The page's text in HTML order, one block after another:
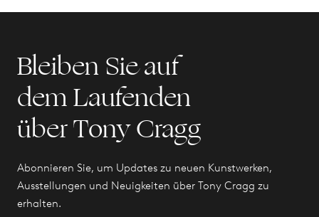
Bleiben Sie auf
dem Laufenden
über Tony Cragg
Abonnieren Sie, um Updates zu neuen Kunstwerken,
Ausstellungen und Neuigkeiten über Tony Cragg zu
erhalten.